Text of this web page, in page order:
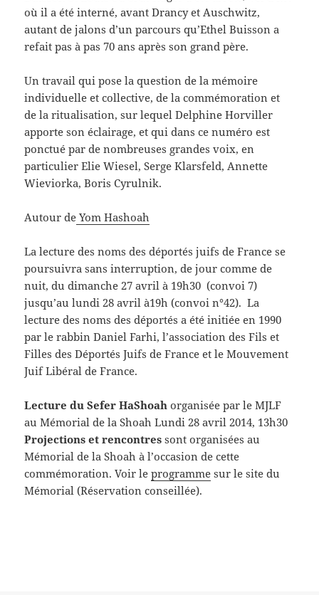
où il a été interné, avant Drancy et Auschwitz,
autant de jalons d’un parcours qu’Ethel Buisson a
refait pas à pas 70 ans après son grand père.
Un travail qui pose la question de la mémoire
individuelle et collective, de la commémoration et
de la ritualisation, sur lequel Delphine Horviller
apporte son éclairage, et qui dans ce numéro est
ponctué par de nombreuses grandes voix, en
particulier Elie Wiesel, Serge Klarsfeld, Annette
Wieviorka, Boris Cyrulnik.
Autour de Yom Hashoah
La lecture des noms des déportés juifs de France se
poursuivra sans interruption, de jour comme de
nuit, du dimanche 27 avril à 19h30 (convoi 7)
jusqu’au lundi 28 avril à19h (convoi n°42). La
lecture des noms des déportés a été initiée en 1990
par le rabbin Daniel Farhi, l’association des Fils et
Filles des Déportés Juifs de France et le Mouvement
Juif Libéral de France.
Lecture du Sefer HaShoah organisée par le MJLF
au Mémorial de la Shoah Lundi 28 avril 2014, 13h30
Projections et rencontres sont organisées au
Mémorial de la Shoah à l’occasion de cette
commémoration. Voir leprogramme sur le site du
Mémorial (Réservation conseillée).